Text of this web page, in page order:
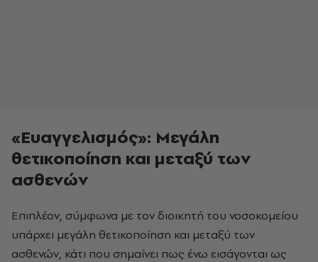
«Ευαγγελισμός»: Μεγάλη
θετικοποίηση και μεταξύ των
ασθενών
Επιπλέον, σύμφωνα με τον διοικητή του νοσοκομείου
υπάρχει μεγάλη θετικοποίηση και μεταξύ των
ασθενών, κάτι που σημαίνει πως ένω εισάγονται ως